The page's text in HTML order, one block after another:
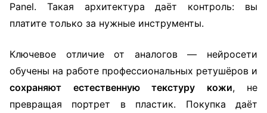
Panel. Такая архитектура даёт контроль: вы
платите только за нужные инструменты.
Ключевое отличие от аналогов — нейросети
обучены на работе профессиональных ретушёров и
сохраняют естественную текстуру кожи, не
превращая портрет в пластик. Покупка даёт